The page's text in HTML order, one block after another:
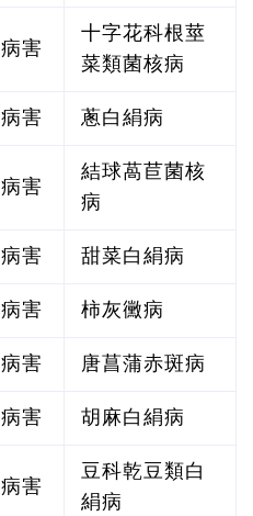
病害
十字花科根莖
菜類菌核病
病害 蔥白絹病
病害
結球萵苣菌核
病
病害 甜菜白絹病
病害 柿灰黴病
病害 唐菖蒲赤斑病
病害 胡麻白絹病
病害
豆科乾豆類白
絹病